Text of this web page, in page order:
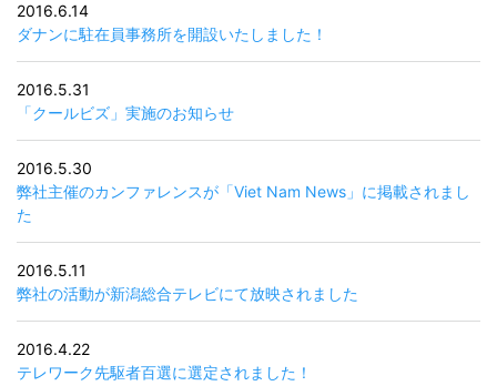
2016.6.14
ダナンに駐在員事務所を開設いたしました！
2016.5.31
「クールビズ」実施のお知らせ
2016.5.30
弊社主催のカンファレンスが「Viet Nam News」に掲載されまし
た
2016.5.11
弊社の活動が新潟総合テレビにて放映されました
2016.4.22
テレワーク先駆者百選に選定されました！